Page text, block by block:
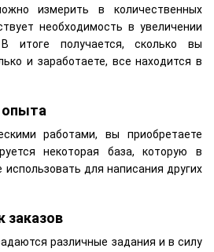
измерить в количественных
необходимость в увеличении
итоге получается, сколько вы
и заработаете, все находится в
опыта
работами, вы приобретаете
некоторая база, которую в
для написания других
заказов
различные задания и в силу